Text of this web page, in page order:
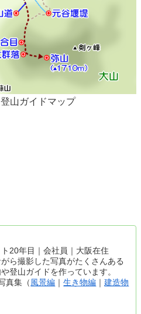
山ガイドマップ
20年目｜会社員｜大阪在住
ら撮影した写真がたくさんある
登山ガイドを作っています。
真集（ 風景編 ｜生き物編 ｜建造物